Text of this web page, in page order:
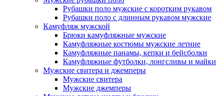
Рубашки поло мужские с коротким рукавом
Рубашки поло с длинным рукавом мужские
Камуфляж мужской
Брюки камуфляжные мужские
Камуфляжные костюмы мужские летние
Камуфляжные панамы, кепки и бейсболки
Камуфляжные футболки, лонгсливы и майки
Мужские свитера и джемперы
Мужские свитера
Мужские джемперы